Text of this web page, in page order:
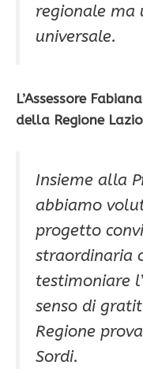
regionale ma
universale.
L’Assessore
della Regione
Insieme alla
abbiamo
progetto
straordinaria
testimoniare
senso di
Regione
Sordi.